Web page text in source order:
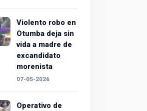
Violento robo en
Otumba deja sin
vida a madre de
excandidato
morenista
07-05-2026
Operativo de